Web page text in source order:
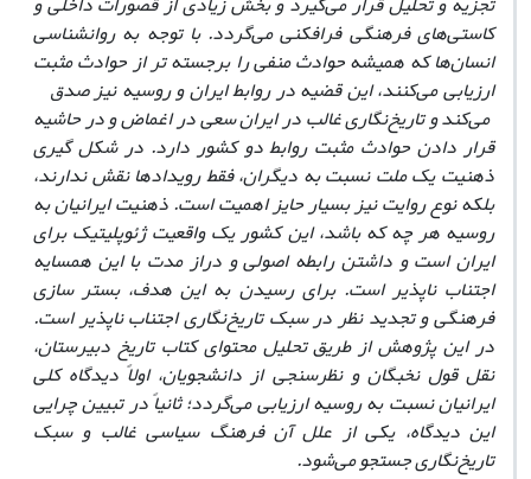
کاستی‌هایفرهنگی فرافکنی می‌گردد. با توجه به روانشناسی
انسان‌هاکه همیشه حوادث منفی را برجسته تر از حوادث مثبت
ارزیابی می‌کنند، این قضیه در روابط ایران و روسیه نیز صدق
می‌کند و تاریخ‌نگاریغالب در ایران سعی در اغماض و در حاشیه
قرار دادن حوادث مثبت روابط دو کشور دارد. در شکل گیری
ذهنیت یک ملت نسبت به دیگران، فقط رویدادها نقش ندارند،
بلکه نوع روایت نیز بسیار حایز اهمیت است. ذهنیت ایرانیان به
روسیه هر چه که باشد، این کشور یک واقعیت ژئوپلیتیک برای
ایران است و داشتن رابطه اصولی و دراز مدت با این همسایه
اجتناب ناپذیر است. برای رسیدن به این هدف، بستر سازی
فرهنگی و تجدید نظر در سبک تاریخ‌نگاری اجتناب ناپذیر است.
در این پژوهش از طریق تحلیل محتوای کتاب تاریخ دبیرستان،
نقل قول نخبگان ونظرسنجی از دانشجویان، اولاً دیدگاه کلی
ایرانیان نسبت به روسیه ارزیابی می‌گردد؛ ثانیاً در تبیین چرایی
این دیدگاه، یکی از علل آن فرهنگ سیاسی غالب و سبک
تاریخ‌نگاریجستجو می‌شود.